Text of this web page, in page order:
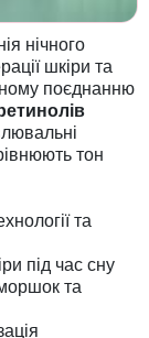
нічного
шкіри та
поєднанню
тон
та
під час сну
та